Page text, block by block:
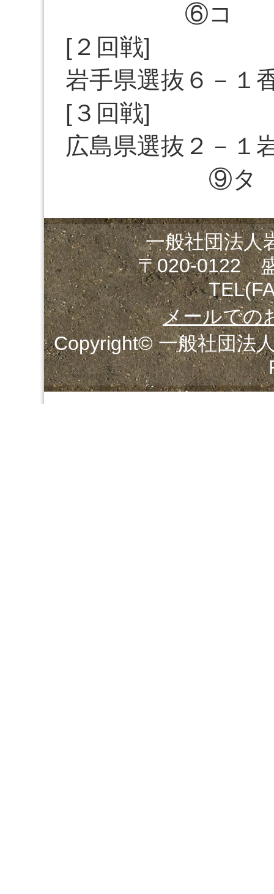
⑥コ
[２回戦]
岩手県選抜６－１
[３回戦]
広島県選抜２－１
⑨タ
一般社団法人
〒020-0122
メールでの
Copyright© 一般社団法